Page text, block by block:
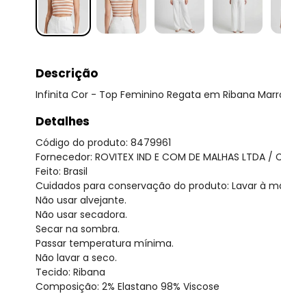
Descrição
Infinita Cor - Top Feminino Regata em Ribana
Detalhes
Código do produto: 8479961
Fornecedor: ROVITEX IND E COM DE MALHAS LTDA
Feito: Brasil
Cuidados para conservação do produto: Lavar à
Não usar alvejante.
Não usar secadora.
Secar na sombra.
Passar temperatura mínima.
Não lavar a seco.
Tecido: Ribana
Composição: 2% Elastano 98% Viscose